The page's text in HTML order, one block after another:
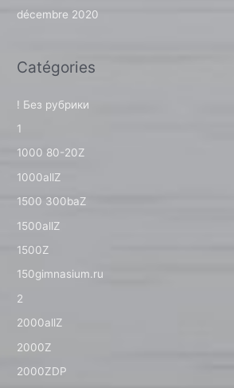
décembre 2020
Catégories
! Без рубрики
1
1000 80-20Z
1000allZ
1500 300baZ
1500allZ
1500Z
150gimnasium.ru
2
2000allZ
2000Z
2000ZDP